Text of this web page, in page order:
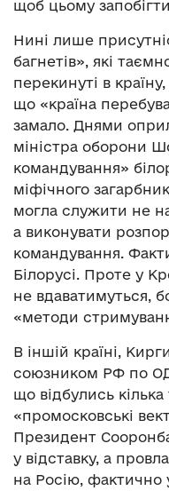
щоб цьому
Нині лише
багнетів», які
перекинуті в
що «країна
замало. Днями
міністра оборони
командування»
міфічного
могла служити не
а виконувати
командування.
Білорусі. Проте у
не вдаватимуться,
«методи
В іншій країні,
союзником РФ по
що відбулись
«промосковські
Президент
у відставку, а
на Росію, фактично